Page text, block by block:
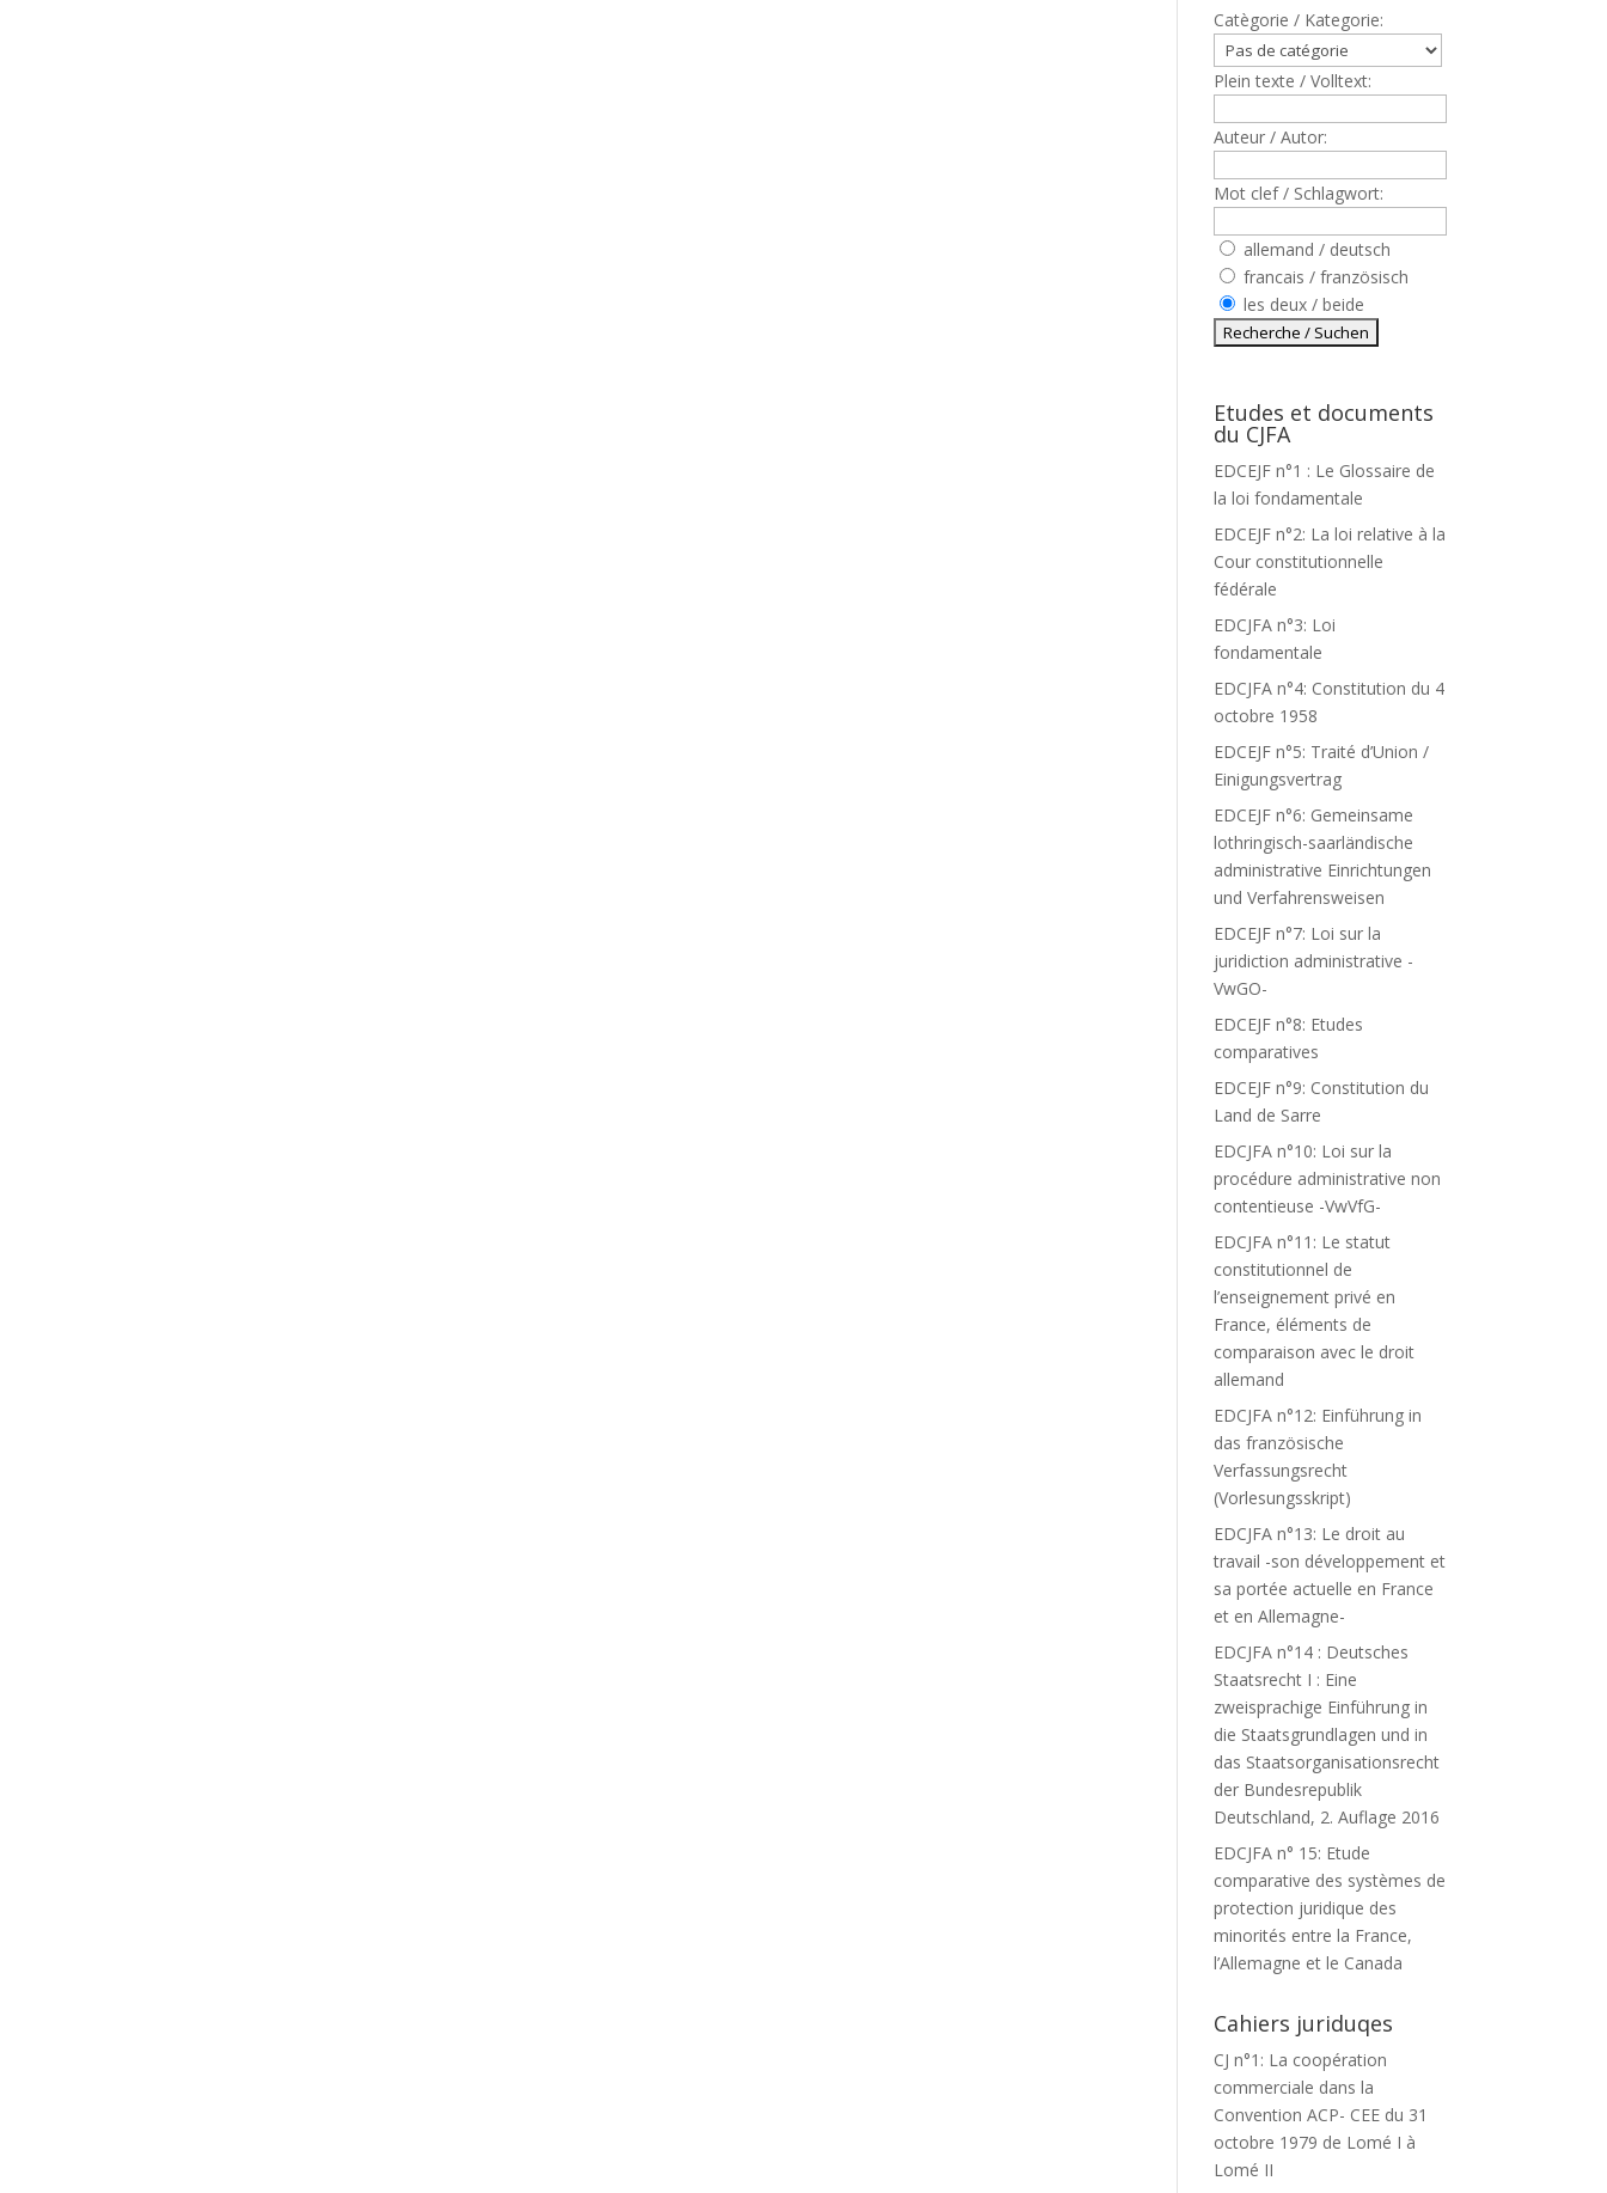
Catègorie / Kategorie:
Plein texte / Volltext:
Auteur / Autor:
Mot clef / Schlagwort:
allemand / deutsch
francais / französisch
les deux / beide
Etudes et documents
du CJFA
EDCEJF n°1 : Le Glossaire de
la loi fondamentale
EDCEJF n°2: La loi relative à la
Cour constitutionnelle
fédérale
EDCJFA n°3: Loi
fondamentale
EDCJFA n°4: Constitution du 4
octobre 1958
EDCEJF n°5: Traité d’Union /
Einigungsvertrag
EDCEJF n°6: Gemeinsame
lothringisch-saarländische
administrative Einrichtungen
und Verfahrensweisen
EDCEJF n°7: Loi sur la
juridiction administrative -
VwGO-
EDCEJF n°8: Etudes
comparatives
EDCEJF n°9: Constitution du
Land de Sarre
EDCJFA n°10: Loi sur la
procédure administrative non
contentieuse -VwVfG-
EDCJFA n°11: Le statut
constitutionnel de
l’enseignement privé en
France, éléments de
comparaison avec le droit
allemand
EDCJFA n°12: Einführung in
das französische
Verfassungsrecht
(Vorlesungsskript)
EDCJFA n°13: Le droit au
travail -son développement et
sa portée actuelle en France
et en Allemagne-
EDCJFA n°14 : Deutsches
Staatsrecht I : Eine
zweisprachige Einführung in
die Staatsgrundlagen und in
das Staatsorganisationsrecht
der Bundesrepublik
Deutschland, 2. Auflage 2016
EDCJFA n° 15: Etude
comparative des systèmes de
protection juridique des
minorités entre la France,
l’Allemagne et le Canada
Cahiers juriduqes
CJ n°1: La coopération
commerciale dans la
Convention ACP- CEE du 31
octobre 1979 de Lomé I à
Lomé II